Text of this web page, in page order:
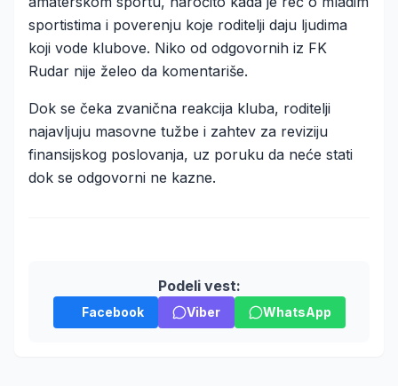
sportistima i poverenju koje roditelji daju ljudima
koji vode klubove. Niko od odgovornih iz FK
Rudar nije želeo da komentariše.
Dok se čeka zvanična reakcija kluba, roditelji
najavljuju masovne tužbe i zahtev za reviziju
finansijskog poslovanja, uz poruku da neće stati
dok se odgovorni ne kazne.
Podeli vest:
Facebook Viber WhatsApp